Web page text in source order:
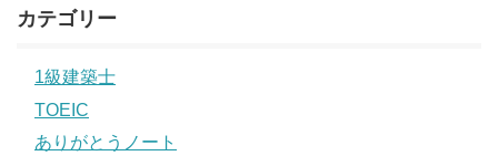
カテゴリー
1級建築士
TOEIC
ありがとうノート